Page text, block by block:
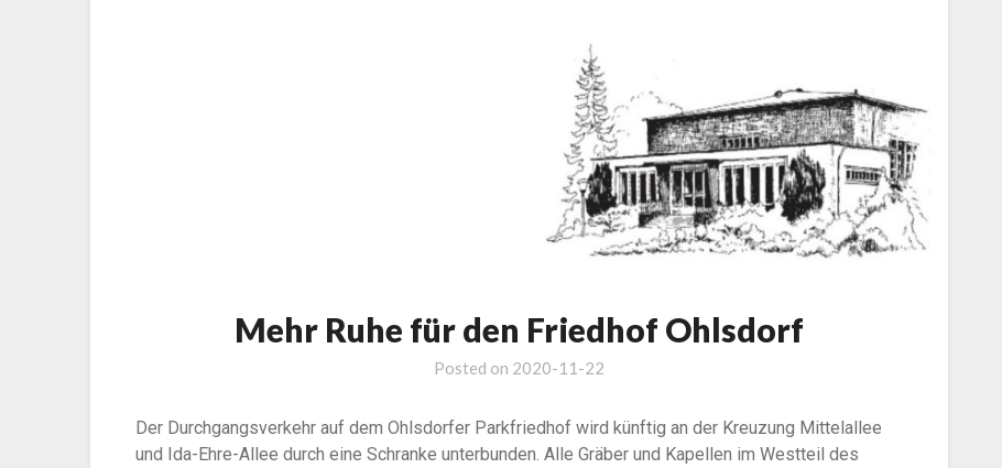
Mehr Ruhe für den Friedhof Ohlsdorf
Posted on 2020-11-22
Der Durchgangsverkehr auf dem Ohlsdorfer Parkfriedhof wird künftig an der Kreuzung Mittelallee
und Ida-Ehre-Allee durch eine Schranke unterbunden. Alle Gräber und Kapellen im Westteil des